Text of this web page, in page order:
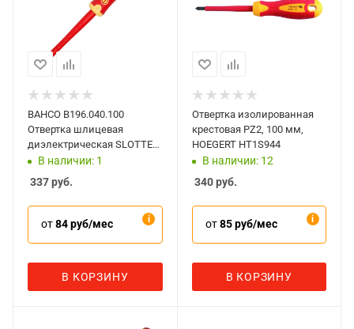
BAHCO B196.040.100
Отвертка шлицевая
диэлектрическая SLOTTED
4х100 мм
В наличии: 1
337руб.
от84 руб/мес
В КОРЗИНУ
Отвертка изолированная
крестовая PZ2, 100 мм,
HOEGERT HT1S944
В наличии: 12
340руб.
от85 руб/мес
В КОРЗИНУ